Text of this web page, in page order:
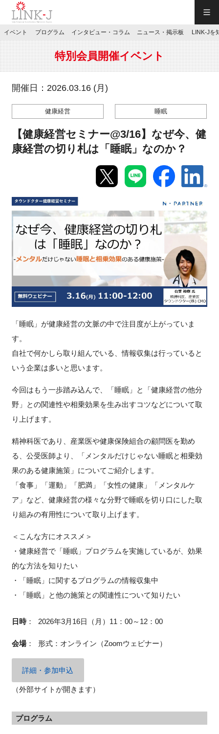
JP／EN
特別会員専用メニュー
施設ご予約
マイページ
新規登録
イベント
プログラム
ニュース・掲示板
LINK-Jを知る
特別会員
施設・アクセス
FAQ
イベントお知らせメール登録
イベント プログラム インタビュー・コラム ニュース・掲示板 LINK-Jを
特別会員開催イベント
開催日：2026.03.16 (月)
健康経営 睡眠
【健康経営セミナー@3/16】なぜ今、健
康経営の切り札は「睡眠」なのか？
「睡眠」が健康経営の文脈の中で注目度が上がっていま
す。
自社で何かしら取り組んでいる、情報収集は行っていると
いう企業は多いと思います。
今回はもう一歩踏み込んで、「睡眠」と「健康経営の他分
野」との関連性や相乗効果を生み出すコツなどについて取
り上げます。
精神科医であり、産業医や健康保険組合の顧問医を勤め
る、公受医師より、「メンタルだけじゃない睡眠と相乗効
果のある健康施策」についてご紹介します。
「食事」「運動」「肥満」「女性の健康」「メンタルケ
ア」など、健康経営の様々な分野で睡眠を切り口にした取
り組みの有用性について取り上げます。
＜こんな方にオススメ＞
・健康経営で「睡眠」プログラムを実施しているが、効果
的な方法を知りたい
・「睡眠」に関するプログラムの情報収集中
・「睡眠」と他の施策との関連性について知りたい
日時： 2026年3月16日（月）11：00～12：00
会場： 形式：オンライン（Zoomウェビナー）
詳細・参加申込
（外部サイトが開きます）
プログラム